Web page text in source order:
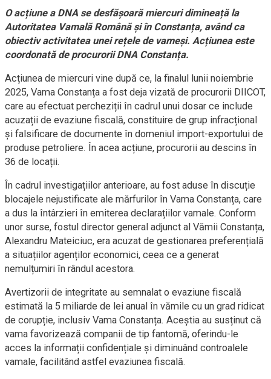
O acțiune a DNA se desfășoară miercuri dimineață la
Autoritatea Vamală Română și în Constanța, având ca
obiectiv activitatea unei rețele de vameși. Acțiunea este
coordonată de procurorii DNA Constanța.
Acțiunea de miercuri vine după ce, la finalul lunii noiembrie
2025, Vama Constanța a fost deja vizată de procurorii DIICOT,
care au efectuat percheziții în cadrul unui dosar ce include
acuzații de evaziune fiscală, constituire de grup infracțional
și falsificare de documente în domeniul import-exportului de
produse petroliere. În acea acțiune, procurorii au descins în
36 de locații.
În cadrul investigațiilor anterioare, au fost aduse în discuție
blocajele nejustificate ale mărfurilor în Vama Constanța, care
a dus la întârzieri în emiterea declarațiilor vamale. Conform
unor surse, fostul director general adjunct al Vămii Constanța,
Alexandru Mateiciuc, era acuzat de gestionarea preferențială
a situațiilor agenților economici, ceea ce a generat
nemulțumiri în rândul acestora.
Avertizorii de integritate au semnalat o evaziune fiscală
estimată la 5 miliarde de lei anual în vămile cu un grad ridicat
de corupție, inclusiv Vama Constanța. Aceștia au susținut că
vama favorizează companii de tip fantomă, oferindu-le
acces la informații confidențiale și diminuând controalele
vamale, facilitând astfel evaziunea fiscală.